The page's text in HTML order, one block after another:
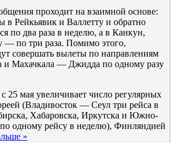
проходит на взаимной основе:
в Рейкьявик и Валлетту и обратно
по два раза в неделю, а в Канкун,
— по три раза. Помимо этого,
совершать вылеты по направлениям
Махачкала — Джидда по одному разу
25 мая увеличивает число регулярных
(Владивосток — Сеул три рейса в
Хабаровска, Иркутска и Южно-
одному рейсу в неделю), Финляндией
»